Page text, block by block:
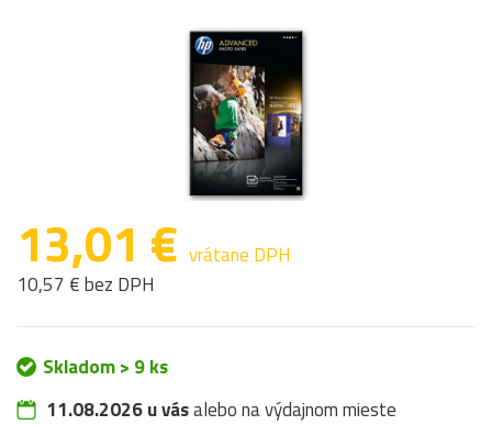
13,01 € vrátane DPH
10,57 € bez DPH
Skladom > 9 ks
11.08.2026 u vásalebo na výdajnom mieste